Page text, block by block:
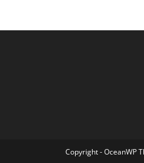
Copyright - OceanWP